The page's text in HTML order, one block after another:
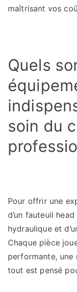
maîtrisant vos
Quels
soin du
Pour offrir une
d’un fauteuil
hydraulique et
Chaque pièce
performante, une
tout est pensé